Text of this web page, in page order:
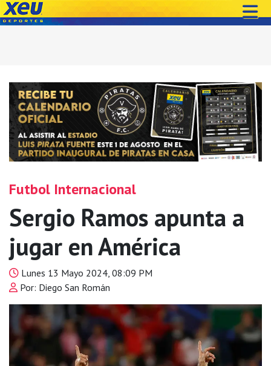
Futbol Internacional
Sergio Ramos apunta a
jugar en América
Lunes 13 Mayo 2024, 08:09 PM
Por: Diego San Román